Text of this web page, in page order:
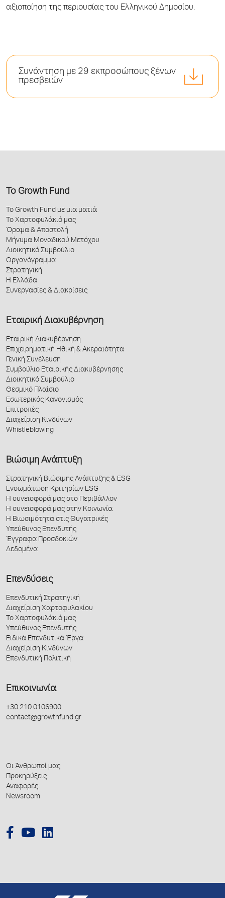
αξιοποίηση της περιουσίας του Ελληνικού Δημοσίου.
Συνάντηση με 29 εκπροσώπους ξένων
πρεσβειών
Το Growth Fund
Το Growth Fund με μια ματιά
Το Χαρτοφυλάκιό μας
Όραμα & Αποστολή
Μήνυμα Μοναδικού Μετόχου
Διοικητικό Συμβούλιο
Οργανόγραμμα
Στρατηγική
Η Ελλάδα
Συνεργασίες & Διακρίσεις
Εταιρική Διακυβέρνηση
Εταιρική Διακυβέρνηση
Επιχειρηματική Ηθική & Ακεραιότητα
Γενική Συνέλευση
Συμβούλιο Εταιρικής Διακυβέρνησης
Διοικητικό Συμβούλιο
Θεσμικό Πλαίσιο
Εσωτερικός Κανονισμός
Επιτροπές
Διαχείριση Κινδύνων
Whistleblowing
Βιώσιμη Ανάπτυξη
Στρατηγική Βιώσιμης Ανάπτυξης & ESG
Ενσωμάτωση Κριτηρίων ESG
Η συνεισφορά μας στο Περιβάλλον
Η συνεισφορά μας στην Κοινωνία
Η Βιωσιμότητα στις Θυγατρικές
Υπεύθυνος Επενδυτής
Έγγραφα Προσδοκιών
Δεδομένα
Επενδύσεις
Επενδυτική Στρατηγική
Διαχείριση Χαρτοφυλακίου
Το Χαρτοφυλάκιό μας
Υπεύθυνος Επενδυτής
Ειδικά Επενδυτικά Έργα
Διαχείριση Κινδύνων
Επενδυτική Πολιτική
Επικοινωνία
+30 210 0106900
contact@growthfund.gr
Οι Άνθρωποί μας
Προκηρύξεις
Αναφορές
Newsroom